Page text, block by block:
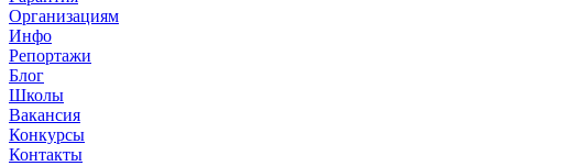
Организациям
Инфо
Репортажи
Блог
Школы
Вакансия
Конкурсы
Контакты